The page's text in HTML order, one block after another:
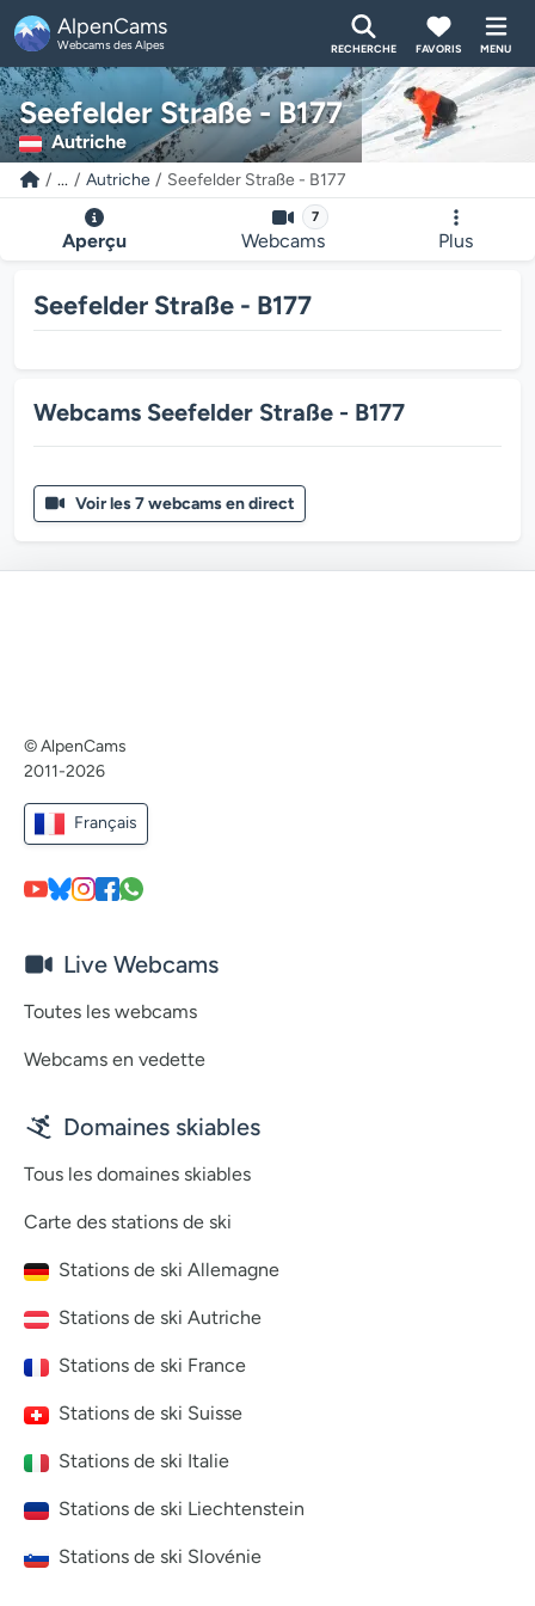
AlpenCams
Webcams des Alpes RECHERCHE FAVORIS MENU
Seefelder Straße - B177
Autriche
... Autriche Seefelder Straße - B177
Aperçu
7
Webcams Plus
Seefelder Straße - B177
Webcams Seefelder Straße - B177
Voir les 7 webcams en direct
© AlpenCams
2011-2026
Français
Live Webcams
Toutes les webcams
Webcams en vedette
Domaines skiables
Tous les domaines skiables
Carte des stations de ski
Stations de ski Allemagne
Stations de ski Autriche
Stations de ski France
Stations de ski Suisse
Stations de ski Italie
Stations de ski Liechtenstein
Stations de ski Slovénie